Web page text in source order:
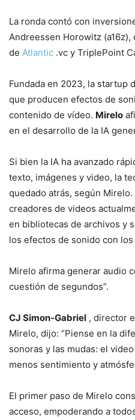
La ronda contó con
Andreessen Horowitz
de Atlantic .vc y TriplePoint
Fundada en 2023, la startup
que producen efectos de
contenido de vídeo. Mirelo
en el desarrollo de la IA
Si bien la IA ha avanzado
texto, imágenes y video, la
quedado atrás, según
creadores de videos
en bibliotecas de archivos y
los efectos de sonido con
Mirelo afirma generar audio
cuestión de segundos”.
CJ Simon-Gabriel , director
Mirelo, dijo: “Piense en la
sonoras y las mudas: el
menos sentimiento y
El primer paso de Mirelo
acceso, empoderando a